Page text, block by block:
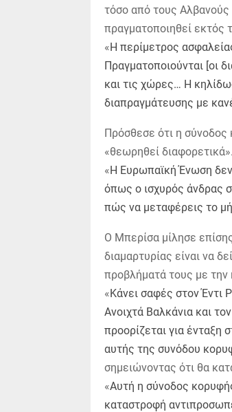
τόσο από τους Αλβανούς
πραγματοποιηθεί εκτός
«Η περίμετρος
Πραγματοποιούνται [οι
και τις χώρες… Η
διαπραγμάτευσης με
Πρόσθεσε ότι η σύνοδος
«θεωρηθεί διαφορετικά».
«Η Ευρωπαϊκή Ένωση δεν
όπως ο ισχυρός άνδρας
πώς να μεταφέρεις το
Ο Μπερίσα μίλησε
διαμαρτυρίας είναι να
προβλήματά τους με την
«Κάνει σαφές στον Έντι
Ανοιχτά Βαλκάνια και
προορίζεται για ένταξη
αυτής της συνόδου
σημειώνοντας ότι θα
«Αυτή η σύνοδος κορυφής
καταστροφή